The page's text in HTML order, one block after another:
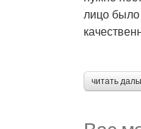
лицо
читать